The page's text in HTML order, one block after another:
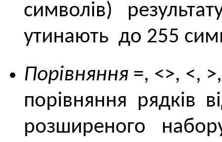
символів)
утинають до 255
Порівняння =, <>, <,
порівняння рядків
розширеного